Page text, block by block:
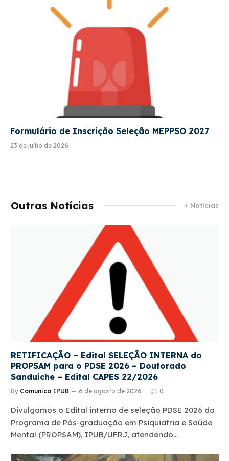
Formulário de Inscrição Seleção MEPPSO 2027
23 de julho de 2026
Outras Notícias + Notícias
RETIFICAÇÃO – Edital SELEÇÃO INTERNA do
PROPSAM para o PDSE 2026 – Doutorado
Sanduíche – Edital CAPES 22/2026
By Comunica IPUB 6 de agosto de 2026 0
Divulgamos o Edital interno de seleção PDSE 2026 do
Programa de Pós-graduação em Psiquiatria e Saúde
Mental (PROPSAM), IPUB/UFRJ, atendendo…